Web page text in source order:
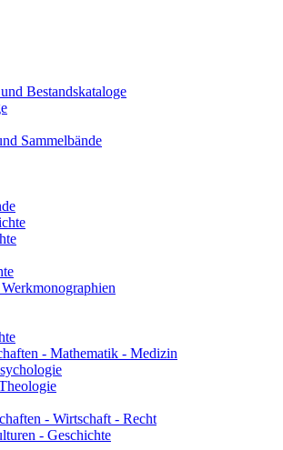
Bestandskataloge
Sammelbände
- Mathematik - Medizin
- Wirtschaft - Recht
- Geschichte